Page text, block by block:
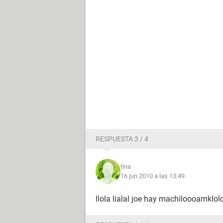
RESPUESTA 3 / 4
tina
16 jun 2010 a las 13:49
llola lialal joe hay